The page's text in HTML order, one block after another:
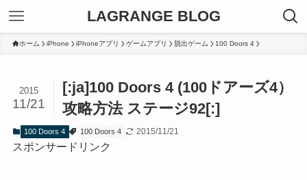
LAGRANGE BLOG
ホーム iPhone iPhoneアプリ ゲームアプリ 脱出ゲーム 100 Doors 4
[:ja]100 Doors 4 (100ドアーズ4）
攻略方法 ステージ92[:]
2015
11/21
100 Doors 4 100 Doors 4 2015/11/21
スポンサードリンク